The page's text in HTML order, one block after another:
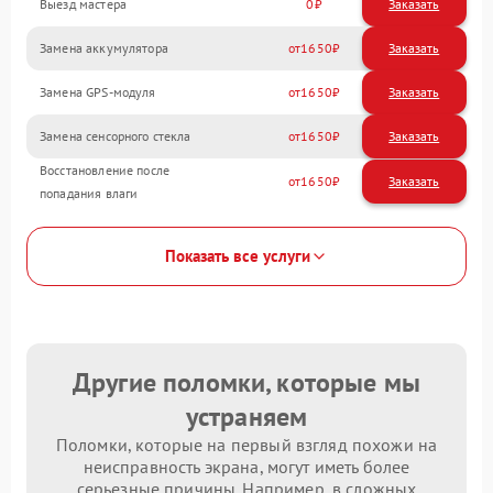
Выезд мастера 0 Заказать
Замена аккумулятора 1650
Замена GPS-модуля 1650
Замена сенсорного стекла 1650
Восстановление после
попадания влаги
1650
Показать все услуги
Другие поломки, которые мы
устраняем
Поломки, которые на первый взгляд похожи на
неисправность экрана, могут иметь более
серьезные причины. Например, в сложных